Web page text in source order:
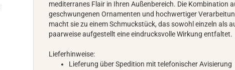
mediterranes Flair in Ihren Außenbereich. Die Kombination
geschwungenen Ornamenten und hochwertiger
macht sie zu einem Schmuckstück, das sowohl einzeln als
paarweise aufgestellt eine eindrucksvolle Wirkung entfaltet.
Lieferhinweise:
Lieferung über Spedition mit telefonischer Avisierung